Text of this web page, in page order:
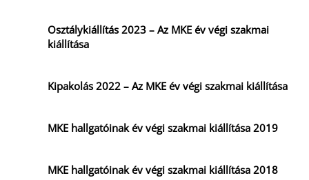
Osztálykiállítás 2023 – Az MKE év végi szakmai
kiállítása
Kipakolás 2022 – Az MKE év végi szakmai kiállítása
MKE hallgatóinak év végi szakmai kiállítása 2019
MKE hallgatóinak év végi szakmai kiállítása 2018